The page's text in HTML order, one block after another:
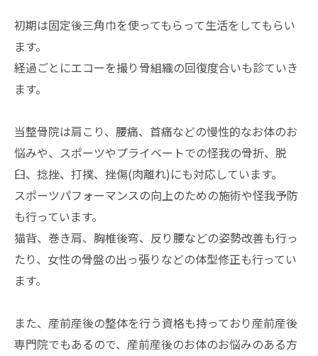
初期は固定後三角巾を使ってもらって生活をしてもらい
ます。
経過ごとにエコーを撮り骨組織の回復度合いも診ていき
ます。
当整骨院は肩こり、腰痛、首痛などの慢性的なお体のお
悩みや、スポーツやプライベートでの怪我の骨折、脱
臼、捻挫、打撲、挫傷(肉離れ)にも対応しています。
スポーツパフォーマンスの向上のための施術や怪我予防
も行っています。
猫背、巻き肩、胸椎後弯、反り腰などの姿勢改善も行っ
たり、女性の骨盤の出っ張りなどの体型修正も行ってい
ます。
また、産前産後の整体を行う資格も持っており産前産後
専門院でもあるので、産前産後のお体のお悩みのある方